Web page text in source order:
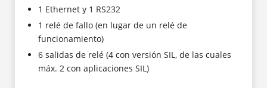
1 Ethernet y 1 RS232
1 relé de fallo (en lugar de un relé de
funcionamiento)
6 salidas de relé (4 con versión SIL, de las cuales
máx. 2 con aplicaciones SIL)